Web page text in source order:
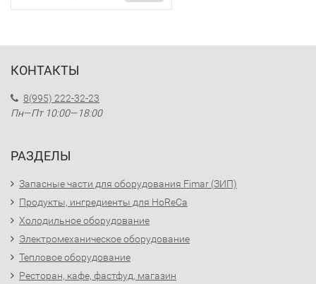
КОНТАКТЫ
8(995) 222-32-23
Пн—Пт 10:00—18:00
РАЗДЕЛЫ
Запасные части для оборудования Fimar (ЗИП)
Продукты, ингредиенты для HoReCa
Холодильное оборудование
Электромеханическое оборудование
Тепловое оборудование
Ресторан, кафе, фастфуд, магазин